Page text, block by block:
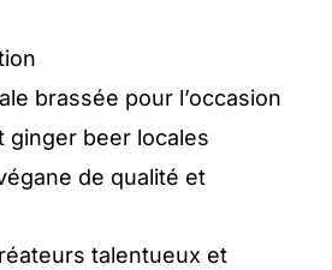
brassée pour l’occasion
ginger beer locales
de qualité et
talentueux et